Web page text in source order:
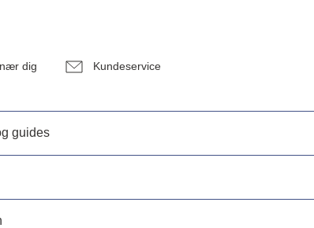
dig Kundeservice
guides